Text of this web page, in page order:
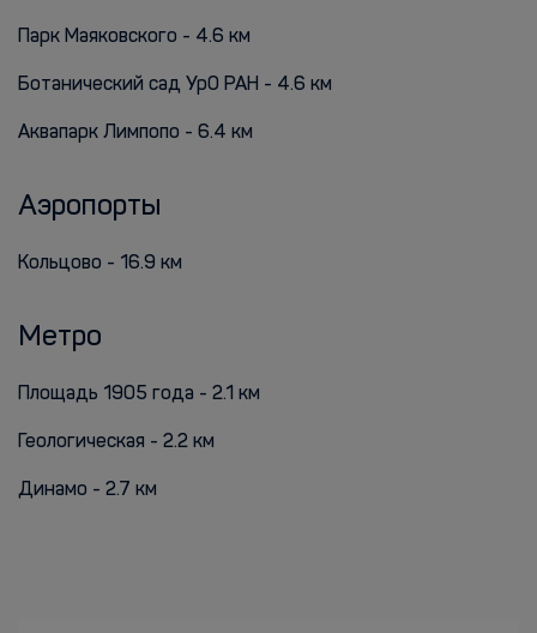
Парк Маяковского - 4.6 км
Ботанический сад УрО РАН - 4.6 км
Аквапарк Лимпопо - 6.4 км
Аэропорты
Кольцово - 16.9 км
Метро
Площадь 1905 года - 2.1 км
Геологическая - 2.2 км
Динамо - 2.7 км